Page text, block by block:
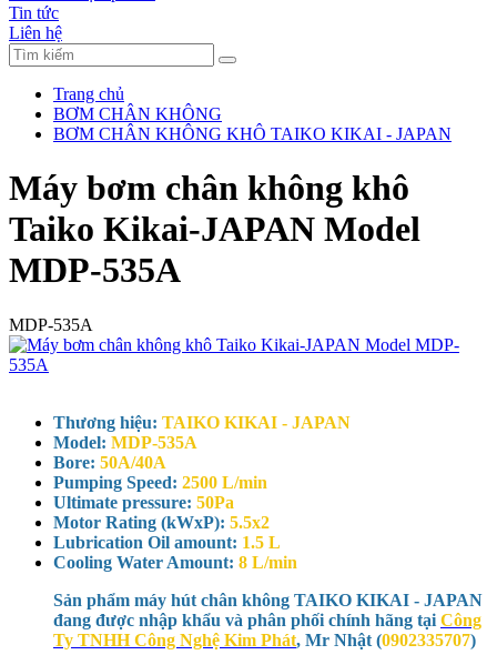
Tin tức
Liên hệ
Trang chủ
BƠM CHÂN KHÔNG
BƠM CHÂN KHÔNG KHÔ TAIKO KIKAI - JAPAN
Máy bơm chân không khô
Taiko Kikai-JAPAN Model
MDP-535A
MDP-535A
Thương hiệu: TAIKO KIKAI - JAPAN
Model: MDP-535A
Bore: 50A/40A
Pumping Speed: 2500 L/min
Ultimate pressure: 50Pa
Motor Rating (kWxP): 5.5x2
Lubrication Oil amount: 1.5 L
Cooling Water Amount: 8 L/min
Sản phẩm máy hút chân không TAIKO KIKAI - JAPAN
đang được nhập khẩu và phân phối chính hãng tại Công
Ty TNHH Công Nghệ Kim Phát, Mr Nhật (0902335707)